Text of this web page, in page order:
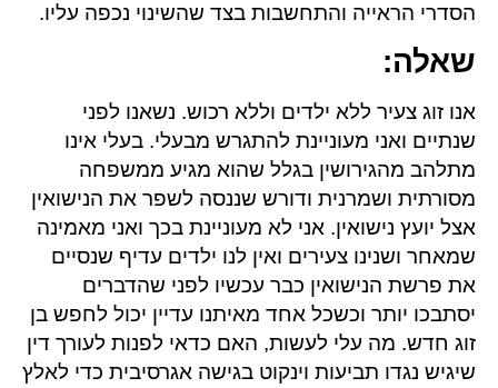
הסדרי הראייה והתחשבות בצד שהשינוי נכפה עליו.
שאלה:
אנו זוג צעיר ללא ילדים וללא רכוש. נשאנו לפני
שנתיים ואני מעוניינת להתגרש מבעלי. בעלי אינו
מתלהב מהגירושין בגלל שהוא מגיע ממשפחה
מסורתית ושמרנית ודורש שננסה לשפר את הנישואין
אצל יועץ נישואין. אני לא מעוניינת בכך ואני מאמינה
שמאחר ושנינו צעירים ואין לנו ילדים עדיף שנסיים
את פרשת הנישואין כבר עכשיו לפני שהדברים
יסתבכו יותר וכשכל אחד מאיתנו עדיין יכול לחפש בן
זוג חדש. מה עלי לעשות, האם כדאי לפנות לעורך דין
שיגיש נגדו תביעות וינקוט בגישה אגרסיבית כדי לאלץ